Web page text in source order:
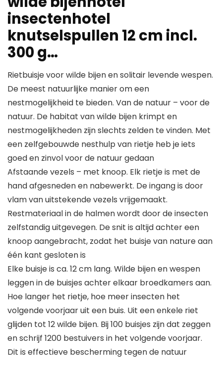
insectenhotel
knutselspullen 12 cm incl.
300 g…
Rietbuisje voor wilde bijen en solitair levende wespen.
De meest natuurlijke manier om een
nestmogelijkheid te bieden. Van de natuur – voor de
natuur. De habitat van wilde bijen krimpt en
nestmogelijkheden zijn slechts zelden te vinden. Met
een zelfgebouwde nesthulp van rietje heb je iets
goed en zinvol voor de natuur gedaan
Afstaande vezels – met knoop. Elk rietje is met de
hand afgesneden en nabewerkt. De ingang is door
vlam van uitstekende vezels vrijgemaakt.
Restmateriaal in de halmen wordt door de insecten
zelfstandig uitgevegen. De snit is altijd achter een
knoop aangebracht, zodat het buisje van nature aan
één kant gesloten is
Elke buisje is ca. 12 cm lang. Wilde bijen en wespen
leggen in de buisjes achter elkaar broedkamers aan.
Hoe langer het rietje, hoe meer insecten het
volgende voorjaar uit een buis. Uit een enkele riet
glijden tot 12 wilde bijen. Bij 100 buisjes zijn dat zeggen
en schrijf 1200 bestuivers in het volgende voorjaar.
Dit is effectieve bescherming tegen de natuur